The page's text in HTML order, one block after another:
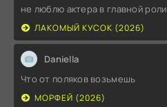
не люблю актера в главной роли
ЛАКОМЫЙ КУСОК (2026)
Daniella
Что от поляков возьмешь
МОРФЕЙ (2026)